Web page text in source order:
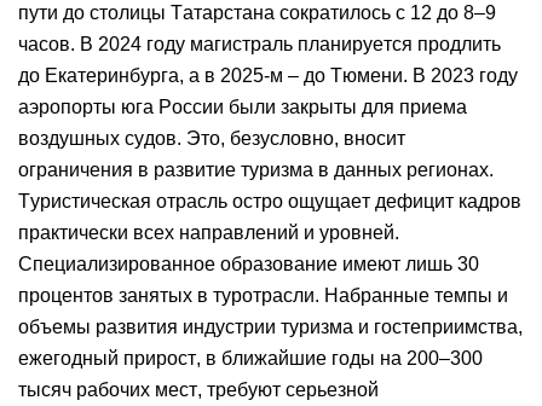
пути до столицы Татарстана сократилось с 12 до 8–9
часов. В 2024 году магистраль планируется продлить
до Екатеринбурга, а в 2025-м – до Тюмени. В 2023 году
аэропорты юга России были закрыты для приема
воздушных судов. Это, безусловно, вносит
ограничения в развитие туризма в данных регионах.
Туристическая отрасль остро ощущает дефицит кадров
практически всех направлений и уровней.
Специализированное образование имеют лишь 30
процентов занятых в туротрасли. Набранные темпы и
объемы развития индустрии туризма и гостеприимства,
ежегодный прирост, в ближайшие годы на 200–300
тысяч рабочих мест, требуют серьезной